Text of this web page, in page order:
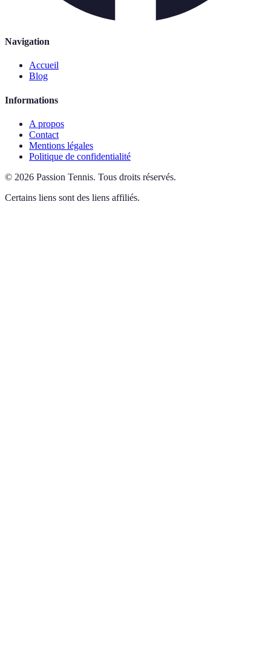
Navigation
Accueil
Blog
Informations
A propos
Contact
Mentions légales
Politique de confidentialité
© 2026 Passion Tennis. Tous droits réservés.
Certains liens sont des liens affiliés.